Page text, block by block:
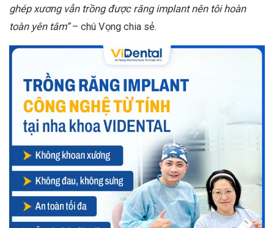
ghép xương vẫn trồng được răng implant nên tôi hoàn
toàn yên tâm”– chú Vọng chia sẻ.